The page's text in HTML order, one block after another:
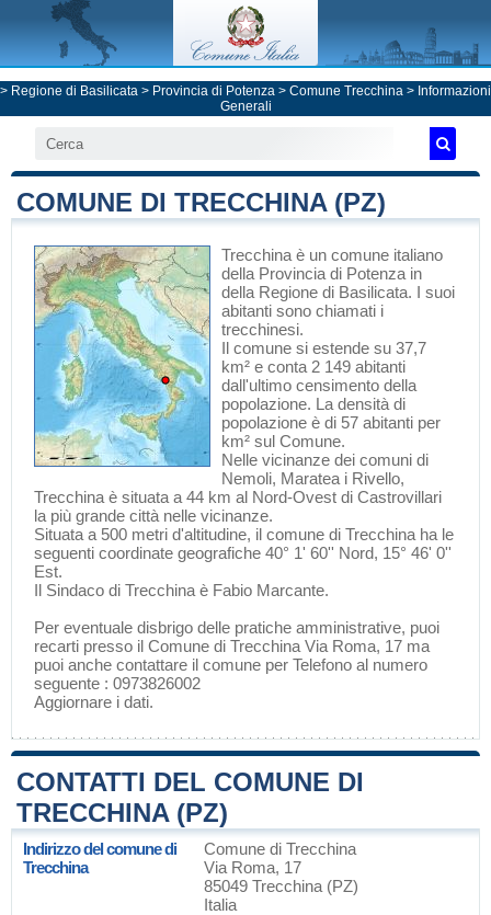
> Regione di Basilicata > Provincia di Potenza > Comune Trecchina > Informazioni
Generali
COMUNE DI TRECCHINA (PZ)
Trecchina è un comune italiano
della Provincia di Potenza in
della Regione di Basilicata. I suoi
abitanti sono chiamati i
trecchinesi.
Il comune si estende su 37,7
km² e conta 2 149 abitanti
dall'ultimo censimento della
popolazione. La densità di
popolazione è di 57 abitanti per
km² sul Comune.
Nelle vicinanze dei comuni di
Nemoli, Maratea i Rivello,
Trecchina è situata a 44 km al Nord-Ovest di Castrovillari
la più grande città nelle vicinanze.
Situata a 500 metri d'altitudine, il comune di Trecchina ha le
seguenti coordinate geografiche 40° 1' 60'' Nord, 15° 46' 0''
Est.
Il Sindaco di Trecchina è Fabio Marcante.
Per eventuale disbrigo delle pratiche amministrative, puoi
recarti presso il Comune di Trecchina Via Roma, 17 ma
puoi anche contattare il comune per Telefono al numero
seguente : 0973826002
Aggiornare i dati.
CONTATTI DEL COMUNE DI
TRECCHINA (PZ)
Indirizzo del comune di
Trecchina
Comune di Trecchina
Via Roma, 17
85049 Trecchina (PZ)
Italia